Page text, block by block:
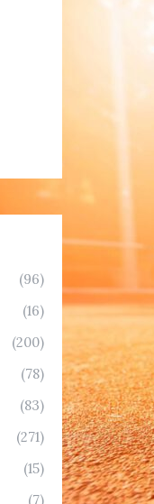
(96)
(16)
(200)
(78)
(83)
(271)
(15)
(7)